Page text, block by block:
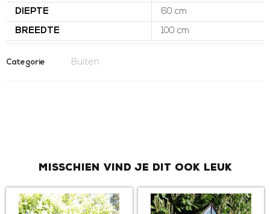
DIEPTE 60 cm
BREEDTE 100 cm
Categorie Buiten
Misschien vind je dit ook leuk